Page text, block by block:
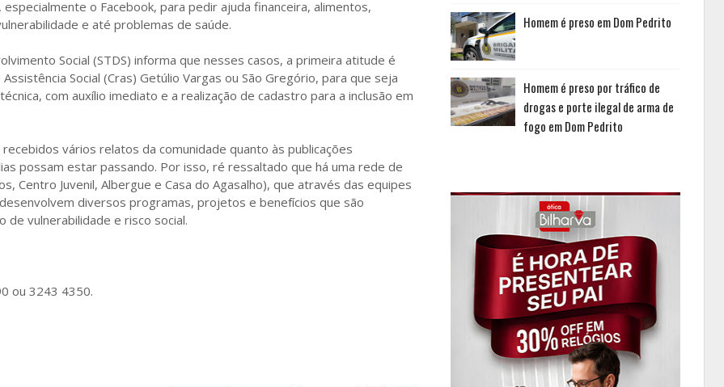
o Facebook, para pedir ajuda financeira, alimentos,
e até problemas de saúde.
Social (STDS) informa que nesses casos, a primeira atitude é
Social (Cras) Getúlio Vargas ou São Gregório, para que seja
com auxílio imediato e a realização de cadastro para a inclusão em
vários relatos da comunidade quanto às publicações
possam estar passando. Por isso, ré ressaltado que há uma rede de
Centro Juvenil, Albergue e Casa do Agasalho), que através das equipes
diversos programas, projetos e benefícios que são
vulnerabilidade e risco social.
ou 3243 4350.
Homem é preso em Dom Pedrito
Homem é preso por tráfico de
drogas e porte ilegal de arma de
fogo em Dom Pedrito